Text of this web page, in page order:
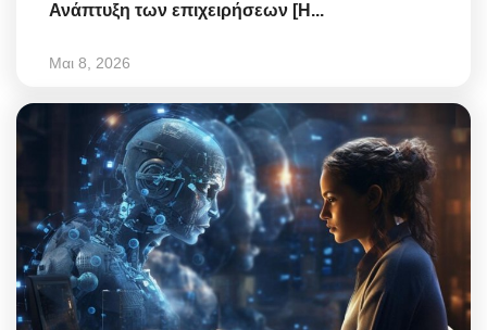
Ανάπτυξη των επιχειρήσεων [Η...
Μαι 8, 2026